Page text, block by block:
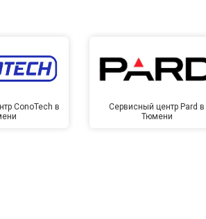
ConoTech в
Сервисный центр Pard в
Тюмени